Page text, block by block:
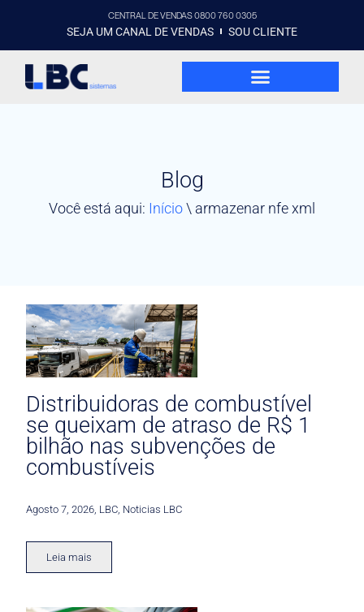
CENTRAL DE VENDAS 0800 760 0305
SEJA UM CANAL DE VENDAS SOU CLIENTE
Blog
Você está aqui: Início\ armazenar nfe xml
Distribuidoras de combustível
se queixam de atraso de R$ 1
bilhão nas subvenções de
combustíveis
Agosto 7, 2026 LBC Noticias LBC
Leia mais